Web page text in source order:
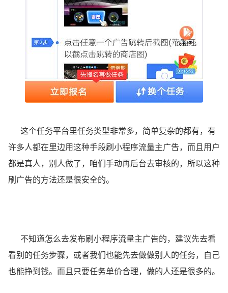
这个任务平台里任务类型非常多，简单复杂的都有，有
许多人都在里边用这种手段刷小程序流量主广告，而且用户
都是真人，别人做了，咱们手动再后台去审核的，所以这种
刷广告的方法还是很安全的。
不知道怎么去发布刷小程序流量主广告的，建议先去看
看别的任务步骤，或者我们也能先去做做别人的任务，自己
也能挣到钱。而且只要任务单价合理，做的人还是很多的。